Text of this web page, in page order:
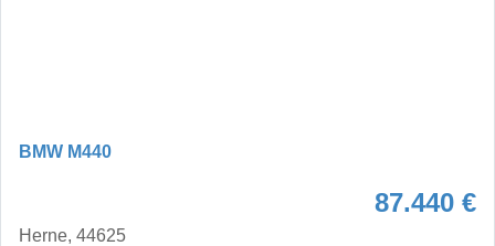
BMW M440
87.440 €
Herne, 44625